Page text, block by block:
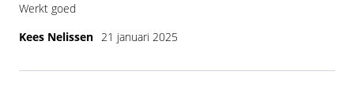
Werkt goed
Kees Nelissen 21 januari 2025